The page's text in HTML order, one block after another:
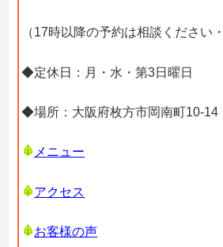
（17時以降の予約は相談ください
◆定休日：月・水・第3日曜日
◆場所：大阪府枚方市岡南町10-14
メニュー
アクセス
お客様の声